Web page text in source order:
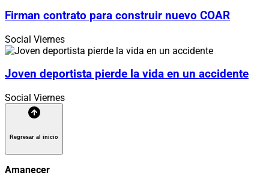
Firman contrato para construir nuevo COAR
Social Viernes
Joven deportista pierde la vida en un accidente
Social Viernes
Regresar al inicio
Amanecer